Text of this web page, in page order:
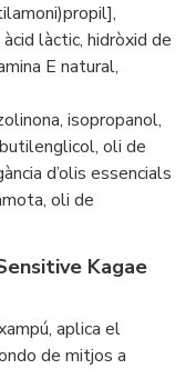
làctic, hidròxid de
E natural,
isopropanol,
oli de
d’olis essencials
oli de
Kagae
aplica el
de mitjos a